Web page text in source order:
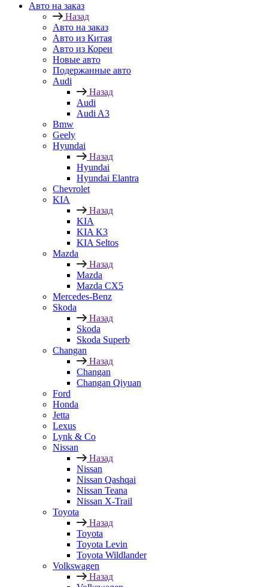
Авто на заказ
Назад
Авто на заказ
Авто из Китая
Авто из Кореи
Новые авто
Подержанные авто
Audi
Назад
Audi
Audi A3
Bmw
Geely
Hyundai
Назад
Hyundai
Hyundai Elantra
Chevrolet
KIA
Назад
KIA
KIA K3
KIA Seltos
Mazda
Назад
Mazda
Mazda CX5
Mercedes-Benz
Skoda
Назад
Skoda
Skoda Superb
Changan
Назад
Changan
Changan Qiyuan
Ford
Honda
Jetta
Lexus
Lynk & Co
Nissan
Назад
Nissan
Nissan Qashqai
Nissan Teana
Nissan X-Trail
Toyota
Назад
Toyota
Toyota Levin
Toyota Wildlander
Volkswagen
Назад